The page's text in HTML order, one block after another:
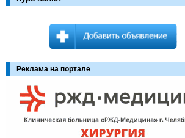
Реклама на портале